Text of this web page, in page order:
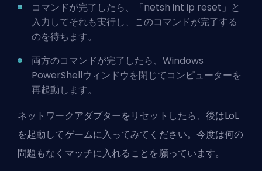
コマンドが完了したら、「netsh int ip reset」と
入力してそれも実行し、このコマンドが完了する
のを待ちます。
両方のコマンドが完了したら、Windows
PowerShellウィンドウを閉じてコンピューターを
再起動します。
ネットワークアダプターをリセットしたら、後はLoL
を起動してゲームに入ってみてください。今度は何の
問題もなくマッチに入れることを願っています。